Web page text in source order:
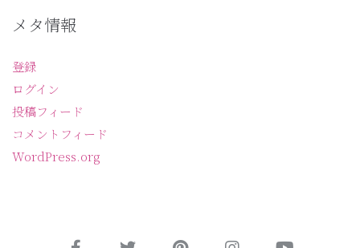
メタ情報
登録
ログイン
投稿フィード
コメントフィード
WordPress.org